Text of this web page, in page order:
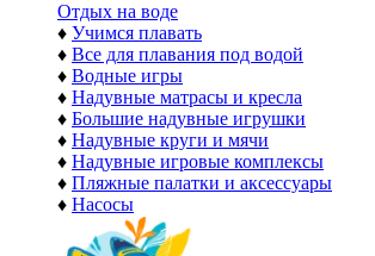
Отдых на воде
♦ Учимся плавать
♦ Все для плавания под водой
♦ Водные игры
♦ Надувные матрасы и кресла
♦ Большие надувные игрушки
♦ Надувные круги и мячи
♦ Надувные игровые комплексы
♦ Пляжные палатки и аксессуары
♦ Насосы